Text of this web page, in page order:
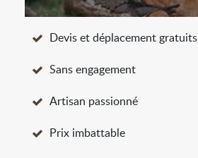
Devis et déplacement gratuits
Sans engagement
Artisan passionné
Prix imbattable